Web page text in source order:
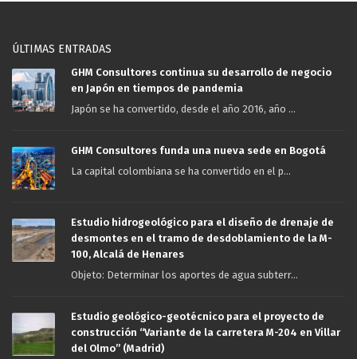
ÚLTIMAS ENTRADAS
GHM Consultores continua su desarrollo de negocio
en Japón en tiempos de pandemia
Japón se ha convertido, desde el año 2016, año ...
GHM Consultores funda una nueva sede en Bogotá
La capital colombiana se ha convertido en el p...
Estudio hidrogeológico para el diseño de drenaje de
desmontes en el tramo de desdoblamiento de la M-
100, Alcalá de Henares
Objeto: Determinar los aportes de agua subterr...
Estudio geológico-geotécnico para el proyecto de
construcción “Variante de la carretera M-204 en Villar
del Olmo” (Madrid)